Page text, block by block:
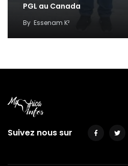
PGL au Canada
By Essenam K²
Suivez nous sur